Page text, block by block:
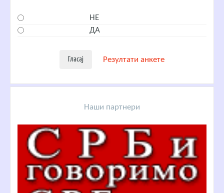
НЕ
ДА
Резултати анкете
Наши партнери